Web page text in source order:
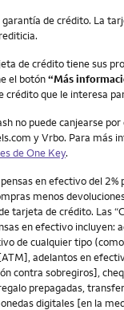
de crédito. La
de crédito tiene sus
el botón“Más
crédito que le interesa
no puede canjearse
y Vrbo. Para más
de One Key.
en efectivo del 2%
menos
tarjeta de crédito. Las
en efectivo incluyen:
de cualquier tipo
adelantos en
contra sobregiros],
prepagadas,
digitales [en la